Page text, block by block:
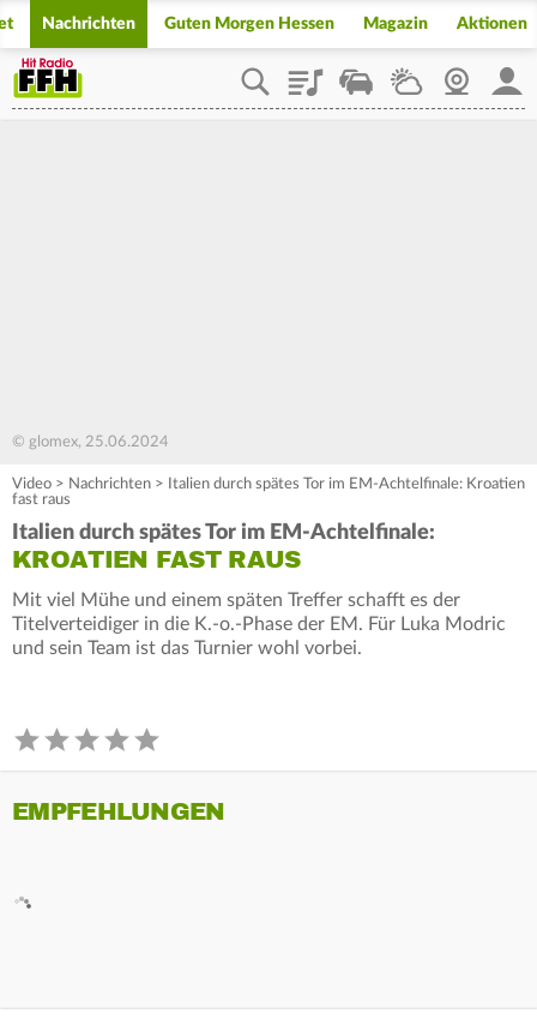
Nachrichten Guten Morgen Hessen Magazin Aktionen
PlaylistStaupilotWetterWebcam
© glomex, 25.06.2024
Video > Nachrichten >
Italien durch spätes Tor im EM-Achtelfinale: Kroatien
fast raus
Italien durch spätes Tor im EM-Achtelfinale:
KROATIEN FAST RAUS
Mit viel Mühe und einem späten Treffer schafft es der
Titelverteidiger in die K.-o.-Phase der EM. Für Luka Modric
und sein Team ist das Turnier wohl vorbei.
EMPFEHLUNGEN